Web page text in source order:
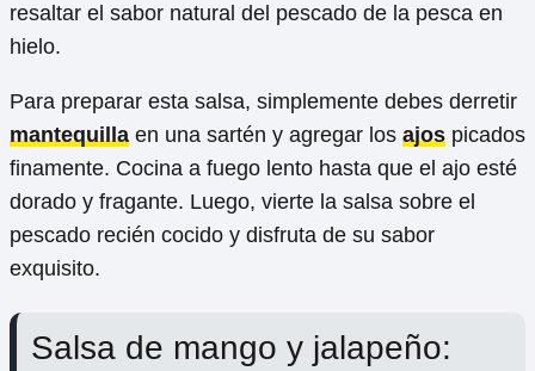
resaltar el sabor natural del pescado de la pesca en
hielo.
Para preparar esta salsa, simplemente debes derretir
mantequilla en una sartén y agregar los ajos picados
finamente. Cocina a fuego lento hasta que el ajo esté
dorado y fragante. Luego, vierte la salsa sobre el
pescado recién cocido y disfruta de su sabor
exquisito.
Salsa de mango y jalapeño: